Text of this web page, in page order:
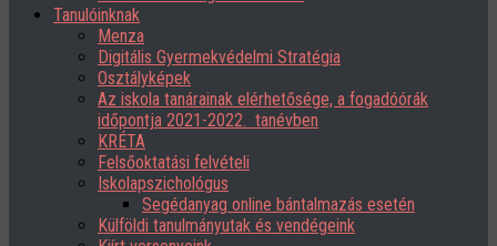
Tanulóinknak
Menza
Digitális Gyermekvédelmi Stratégia
Osztályképek
Az iskola tanárainak elérhetősége, a fogadóórák
időpontja 2021-2022. tanévben
KRÉTA
Felsőoktatási felvételi
Iskolapszichológus
Segédanyag online bántalmazás esetén
Külföldi tanulmányutak és vendégeink